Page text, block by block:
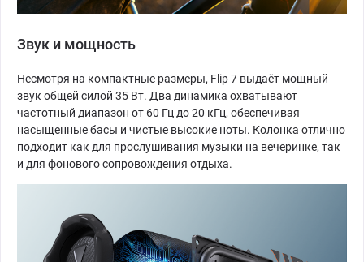
Звук и мощность
Несмотря на компактные размеры, Flip 7 выдаёт мощный
звук общей силой 35 Вт. Два динамика охватывают
частотный диапазон от 60 Гц до 20 кГц, обеспечивая
насыщенные басы и чистые высокие ноты. Колонка отлично
подходит как для прослушивания музыки на вечеринке, так
и для фонового сопровождения отдыха.